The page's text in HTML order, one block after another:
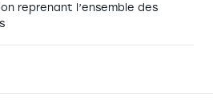
reprenant l’ensemble des